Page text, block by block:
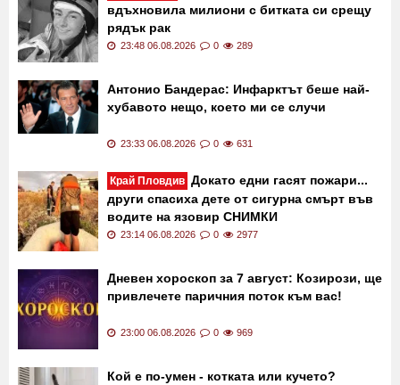
вдъхновила милиони с битката си срещу
рядък рак
23:48 06.08.2026 0 289
Антонио Бандерас: Инфарктът беше най-
хубавото нещо, което ми се случи
23:33 06.08.2026 0 631
Край Пловдив Докато едни гасят пожари...
други спасиха дете от сигурна смърт във
водите на язовир СНИМКИ
23:14 06.08.2026 0 2977
Дневен хороскоп за 7 август: Козирози, ще
привлечете паричния поток към вас!
23:00 06.08.2026 0 969
Кой е по-умен - котката или кучето?